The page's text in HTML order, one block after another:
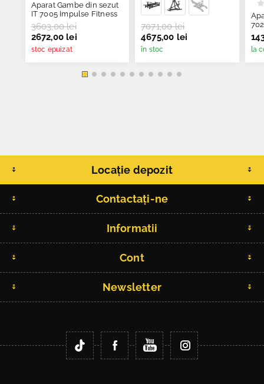
Aparat Gambe din sezut
IT 7005 Impulse Fitness
3603,00 lei
2672,00 lei
stoc epuizat
7071,00 lei
4675,00 lei
în stoc la
Locație depozit
Contactați-ne
Informatii
Cont
Newsletter